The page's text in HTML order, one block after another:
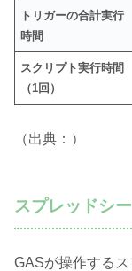
トリガーの合計実行
時間
スクリプト実行時間
（1回）
（出典： ）
スプレッドシ
GASが操作する